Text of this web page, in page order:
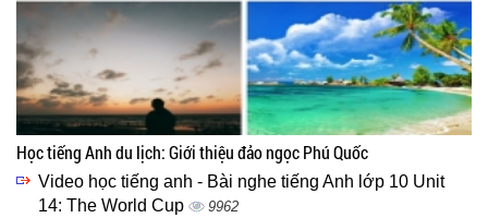
Học tiếng Anh du lịch: Giới thiệu đảo ngọc Phú Quốc
Video học tiếng anh - Bài nghe tiếng Anh lớp 10 Unit
14: The World Cup
9962